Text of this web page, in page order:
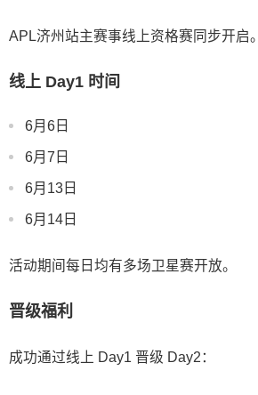
APL济州站主赛事线上资格赛同步开启。
线上 Day1 时间
6月6日
6月7日
6月13日
6月14日
活动期间每日均有多场卫星赛开放。
晋级福利
成功通过线上 Day1 晋级 Day2：